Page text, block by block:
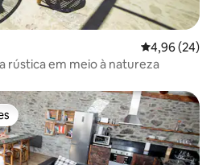
4,96 de uma
4,96 (24)
rústica em meio à natureza